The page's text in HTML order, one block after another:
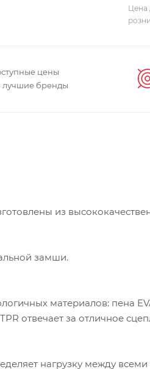
Цена
цены
лучшие бренды
из
замши.
материалов: пена
отвечает за отличное
нагрузку между